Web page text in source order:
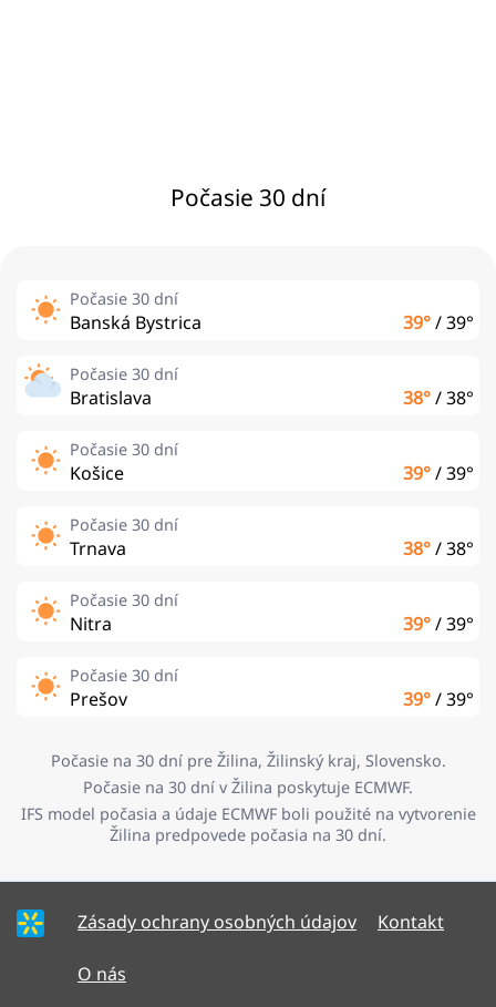
Počasie 30 dní
Počasie 30 dní
Banská Bystrica 39°/39°
Počasie 30 dní
Bratislava 38°/38°
Počasie 30 dní
Košice 39°/39°
Počasie 30 dní
Trnava 38°/38°
Počasie 30 dní
Nitra 39°/39°
Počasie 30 dní
Prešov 39°/39°
Počasie na 30 dní pre Žilina, Žilinský kraj, Slovensko.
Počasie na 30 dní v Žilina poskytuje ECMWF.
IFS model počasia a údaje ECMWF boli použité na vytvorenie
Žilina predpovede počasia na 30 dní.
Zásady ochrany osobných údajov Kontakt
O nás